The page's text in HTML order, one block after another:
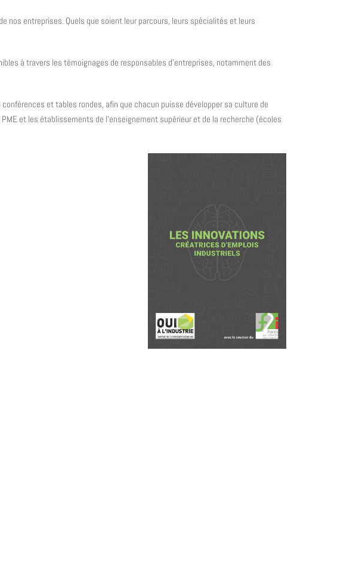
nos entreprises. Quels que soient leur parcours, leurs spécialités et leurs
à travers les témoignages de responsables d’entreprises, notamment des
et tables rondes, afin que chacun puisse développer sa culture de
et les établissements de l’enseignement supérieur et de la recherche (écoles